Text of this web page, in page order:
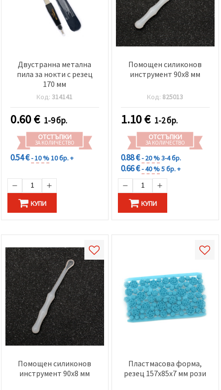
Двустранна метална
пила за нокти с резец
170 мм
Код:314141
0.60€ 1-9 бр.
ОТСТЪПКИ
ЗА КОЛИЧЕСТВО
0.54 €- 10 %10 бр. +
КУПИ
Помощен силиконов
инструмент 90x8 мм
Код: 825013
1.10€ 1-2 бр.
ОТСТЪПКИ
ЗА КОЛИЧЕСТВО
0.88 €- 20 %3-4 бр.
0.66 €- 40 %5 бр. +
КУПИ
Помощен силиконов
инструмент 90x8 мм
Пластмасова форма,
резец 157x85x7 мм рози